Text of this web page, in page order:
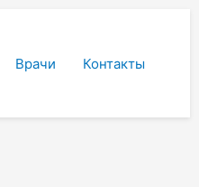
Врачи Контакты